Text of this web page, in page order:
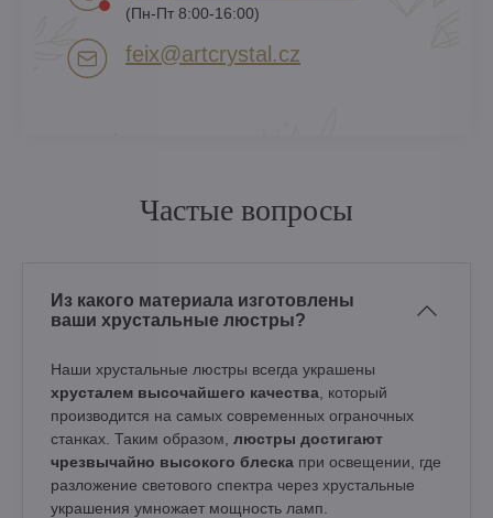
(Пн-Пт 8:00-16:00)
feix​@artcrystal​.cz
Частые вопросы
Из какого материала изготовлены
ваши хрустальные люстры?
Наши хрустальные люстры всегда украшены
хрусталем высочайшего качества , который
производится на самых современных ограночных
станках. Таким образом, люстры достигают
чрезвычайно высокого блеска при освещении, где
разложение светового спектра через хрустальные
украшения умножает мощность ламп.